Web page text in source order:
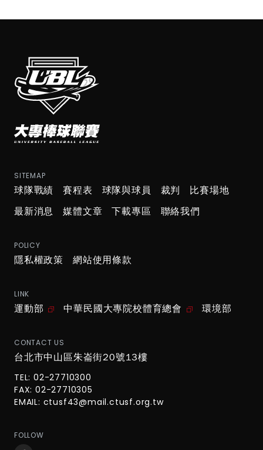
SITEMAP
球隊戰績 賽程表 球隊與球員 裁判
比賽場地
最新消息
媒體文章 下載專區 聯絡我們
POLICY
隱私權政策 網站使用條款
LINK
運動部 中華民國大專院校體育總會 環境部
CONTACT US
台北市中山區朱崙街20號13樓
TEL: 02-27710300
FAX: 02-27710305
EMAIL: ctusf43@mail.ctusf.org.tw
FOLLOW